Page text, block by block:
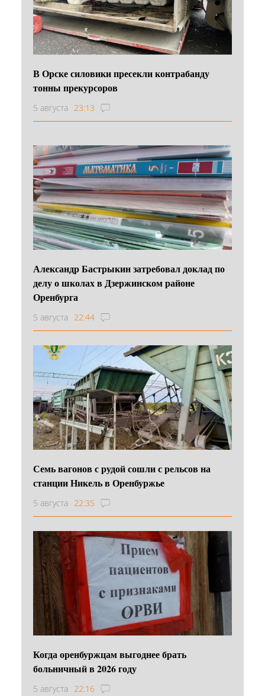
В Орске силовики пресекли контрабанду
тонны прекурсоров
5 августа 23:13
Александр Бастрыкин затребовал доклад по
делу о школах в Дзержинском районе
Оренбурга
5 августа 22:44
Семь вагонов с рудой сошли с рельсов на
станции Никель в Оренбуржье
5 августа 22:35
Когда оренбуржцам выгоднее брать
больничный в 2026 году
5 августа 22:16